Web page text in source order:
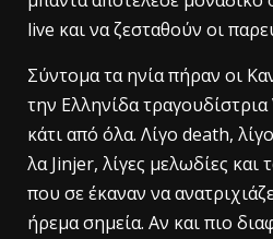
live και να ζεσταθούν οι
Σύντομα τα ηνία πήραν οι
την Ελληνίδα
κάτι από όλα. Λίγο death,
λα Jinjer, λίγες μελωδίες και
που σε έκαναν να
ήρεμα σημεία. Αν και πιο